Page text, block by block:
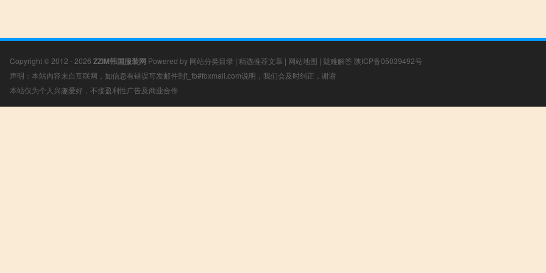
Copyright © 2012 - 2026 ZZIM韩国服装网 Powered by 网站分类目录 | 精选推荐文章 | 网站地图 | 疑难解答 陕ICP备05039492号
声明：本站内容来自互联网，如信息有错误可发邮件到f_fb#foxmail.com说明，我们会及时纠正，谢谢
本站仅为个人兴趣爱好，不接盈利性广告及商业合作